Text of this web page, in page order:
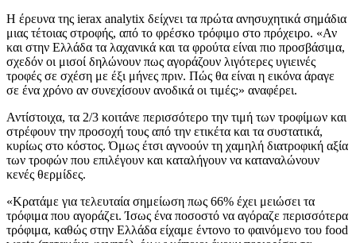
Η έρευνα της ierax analytix δείχνει τα πρώτα ανησυχητικά σημάδια
μιας τέτοιας στροφής, από το φρέσκο τρόφιμο στο πρόχειρο. «Αν
και στην Ελλάδα τα λαχανικά και τα φρούτα είναι πιο προσβάσιμα,
σχεδόν οι μισοί δηλώνουν πως αγοράζουν λιγότερες υγιεινές
τροφές σε σχέση με έξι μήνες πριν. Πώς θα είναι η εικόνα άραγε
σε ένα χρόνο αν συνεχίσουν ανοδικά οι τιμές;» αναφέρει.
Αντίστοιχα, τα 2/3 κοιτάνε περισσότερο την τιμή των τροφίμων και
στρέφουν την προσοχή τους από την ετικέτα και τα συστατικά,
κυρίως στο κόστος. Όμως έτσι αγνοούν τη χαμηλή διατροφική αξία
των τροφών που επιλέγουν και καταλήγουν να καταναλώνουν
κενές θερμίδες.
«Κρατάμε για τελευταία σημείωση πως 66% έχει μειώσει τα
τρόφιμα που αγοράζει. Ίσως ένα ποσοστό να αγόραζε περισσότερα
τρόφιμα, καθώς στην Ελλάδα είχαμε έντονο το φαινόμενο του food